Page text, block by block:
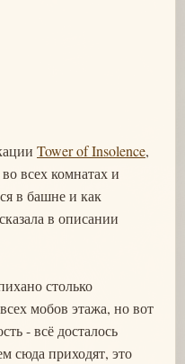
Tower of Insolence,
всех комнатах и
в башне и как
в описании
столько
мобов этажа, но вот
- всё досталось
сюда приходят, это